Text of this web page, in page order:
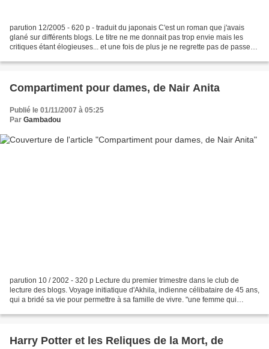
parution 12/2005 - 620 p - traduit du japonais C'est un roman que j'avais
glané sur différents blogs. Le titre ne me donnait pas trop envie mais les
critiques étant élogieuses... et une fois de plus je ne regrette pas de passer
Compartiment pour dames, de Nair Anita
Publié le 01/11/2007 à 05:25
Par Gambadou
parution 10 / 2002 - 320 p Lecture du premier trimestre dans le club de
lecture des blogs. Voyage initiatique d'Akhila, indienne célibataire de 45 ans,
qui a bridé sa vie pour permettre à sa famille de vivre. "une femme qui
Harry Potter et les Reliques de la Mort, de